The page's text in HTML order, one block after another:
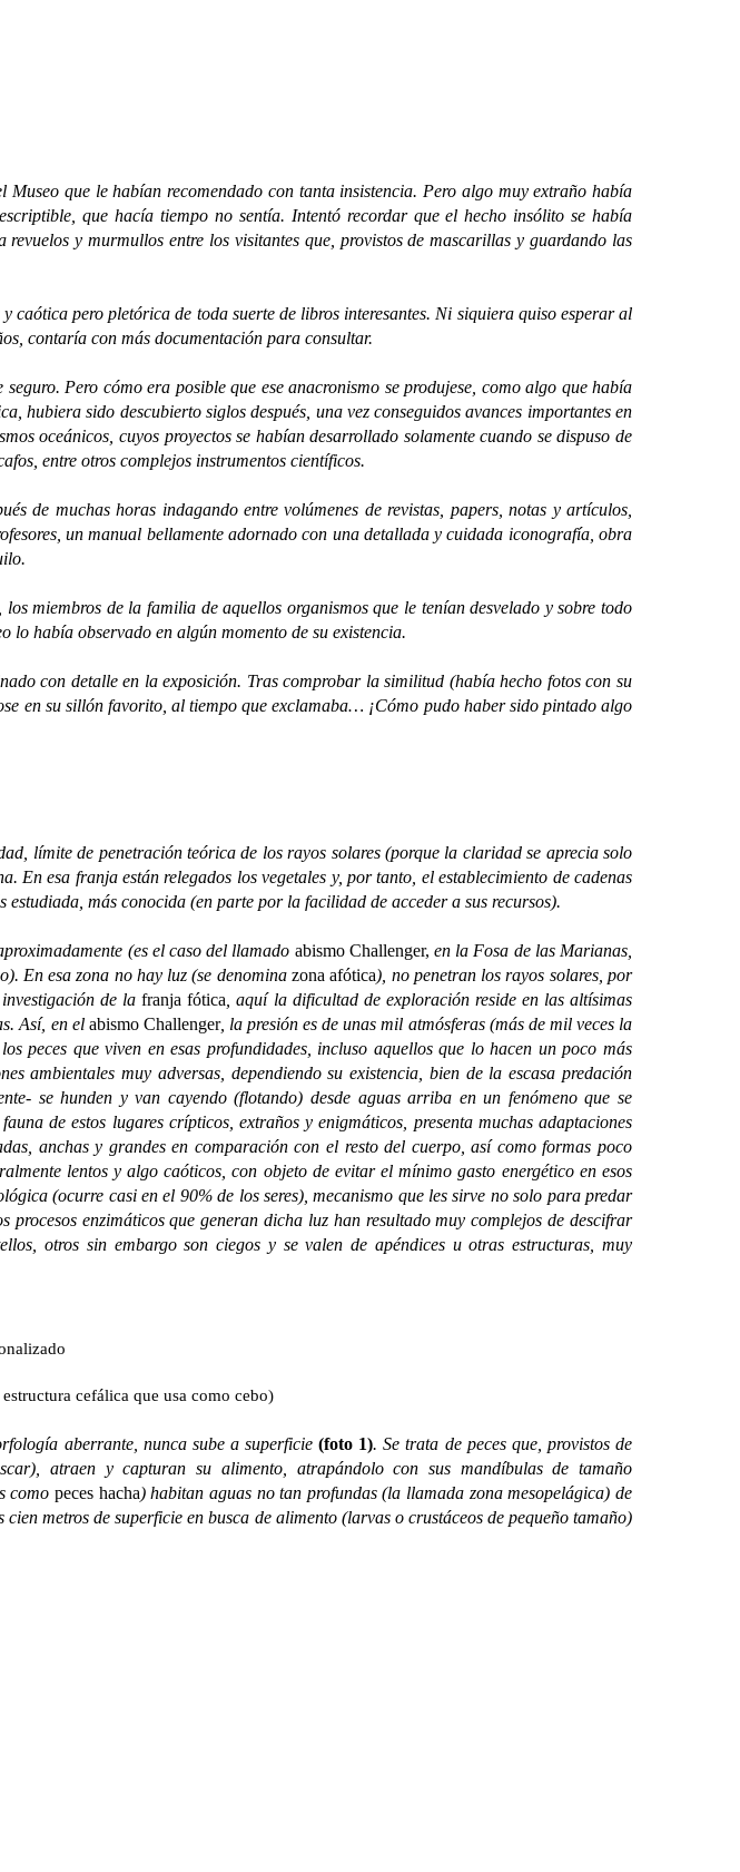
Museo que le habían recomendado con tanta insistencia. Pero algo muy extraño había
que hacía tiempo no sentía. Intentó recordar que el hecho insólito se había
y murmullos entre los visitantes que, provistos de mascarillas y guardando las
pero pletórica de toda suerte de libros interesantes. Ni siquiera quiso esperar al
contaría con más documentación para consultar.
Pero cómo era posible que ese anacronismo se produjese, como algo que había
sido descubierto siglos después, una vez conseguidos avances importantes en
oceánicos, cuyos proyectos se habían desarrollado solamente cuando se dispuso de
entre otros complejos instrumentos científicos.
muchas horas indagando entre volúmenes de revistas, papers, notas y artículos,
un manual bellamente adornado con una detallada y cuidada iconografía, obra
de la familia de aquellos organismos que le tenían desvelado y sobre todo
había observado en algún momento de su existencia.
con detalle en la exposición. Tras comprobar la similitud (había hecho fotos con su
en su sillón favorito, al tiempo que exclamaba… ¡Cómo pudo haber sido pintado algo
límite de penetración teórica de los rayos solares (porque la claridad se aprecia solo
esa franja están relegados los vegetales y, por tanto, el establecimiento de cadenas
más conocida (en parte por la facilidad de acceder a sus recursos).
(es el caso del llamado abismo Challenger, en la Fosa de las Marianas,
En esa zona no hay luz (se denominazona afótica), no penetran los rayos solares, por
de lafranja fótica , aquí la dificultad de exploración reside en las altísimas
Así, en elabismo Challenger, la presión es de unas mil atmósferas (más de mil veces la
que viven en esas profundidades, incluso aquellos que lo hacen un poco más
ambientales muy adversas, dependiendo su existencia, bien de la escasa predación
se hunden y van cayendo (flotando) desde aguas arriba en un fenómeno que se
de estos lugares crípticos, extraños y enigmáticos, presenta muchas adaptaciones
anchas y grandes en comparación con el resto del cuerpo, así como formas poco
lentos y algo caóticos, con objeto de evitar el mínimo gasto energético en esos
(ocurre casi en el 90% de los seres), mecanismo que les sirve no solo para predar
enzimáticos que generan dicha luz han resultado muy complejos de descifrar
otros sin embargo son ciegos y se valen de apéndices u otras estructuras, muy
cefálica que usa como cebo)
aberrante, nunca sube a superficie(foto 1). Se trata de peces que, provistos de
atraen y capturan su alimento, atrapándolo con sus mandíbulas de tamaño
comopeces hacha) habitan aguas no tan profundas (la llamada zona mesopelágica) de
metros de superficie en busca de alimento (larvas o crustáceos de pequeño tamaño)